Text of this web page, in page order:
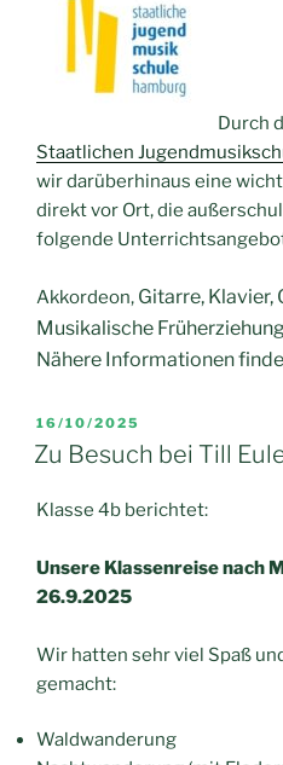
Durch
Staatlichen
wir darüberhinaus eine
direkt vor Ort, die
folgende
Akkordeon, Gitarre, Klavier,
Musikalische
Nähere Informationen
VERÖFFENTLICHT
AM
16/10/2025
Zu Besuch bei Till
Klasse 4b berichtet:
Unsere Klassenreise nach
26.9.2025
Wir hatten sehr viel Spaß
gemacht:
Waldwanderung